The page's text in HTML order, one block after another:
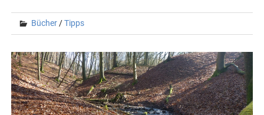
Bücher /Tipps